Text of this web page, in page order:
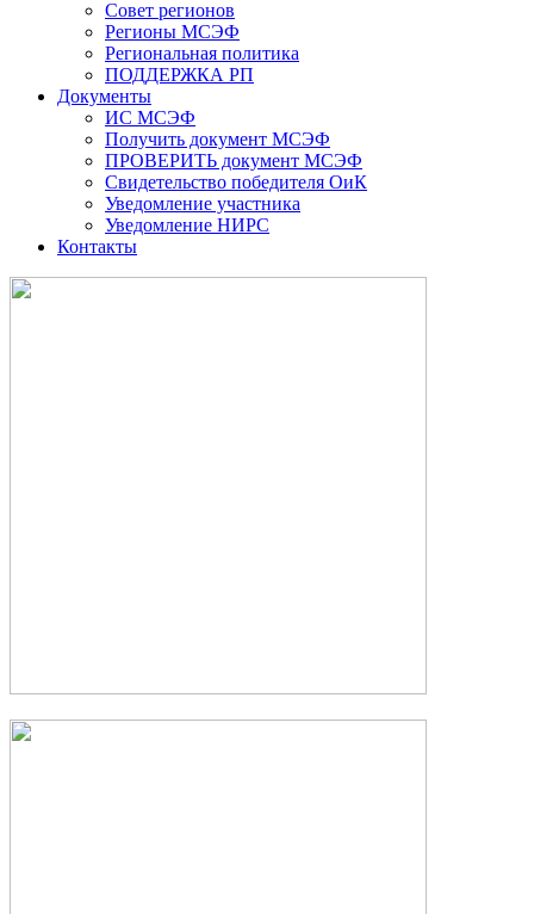
Совет регионов
Регионы МСЭФ
Региональная политика
ПОДДЕРЖКА РП
Документы
ИС МСЭФ
Получить документ МСЭФ
ПРОВЕРИТЬ документ МСЭФ
Свидетельство победителя ОиК
Уведомление участника
Уведомление НИРС
Контакты